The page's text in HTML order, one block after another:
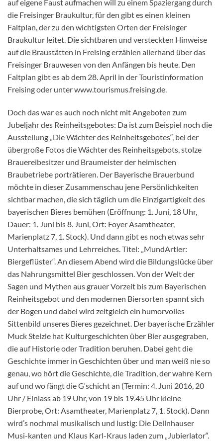
auf eigene Faust aufmachen will zu einem Spaziergang durch
die Freisinger Braukultur, für den gibt es einen kleinen
Faltplan, der zu den wichtigsten Orten der Freisinger
Braukultur leitet. Die sichtbaren und versteckten Hinweise
auf die Braustätten in Freising erzählen allerhand über das
Freisinger Brauwesen von den Anfängen bis heute. Den
Faltplan gibt es ab dem 28. April in der Touristinformation
Freising oder unter www.tourismus.freising.de.
Doch das war es auch noch nicht mit Angeboten zum
Jubeljahr des Reinheitsgebotes: Da ist zum Beispiel noch die
Ausstellung „Die Wächter des Reinheitsgebotes“, bei der
übergroße Fotos die Wächter des Reinheitsgebots, stolze
Brauereibesitzer und Braumeister der heimischen
Braubetriebe porträtieren. Der Bayerische Brauerbund
möchte in dieser Zusammenschau jene Persönlichkeiten
sichtbar machen, die sich täglich um die Einzigartigkeit des
bayerischen Bieres bemühen (Eröffnung: 1. Juni, 18 Uhr,
Dauer: 1. Juni bis 8. Juni, Ort: Foyer Asamtheater,
Marienplatz 7, 1. Stock). Und dann gibt es noch etwas sehr
Unterhaltsames und Lehrreiches. Titel: „MundArtler:
Biergeflüster“. An diesem Abend wird die Bildungslücke über
das Nahrungsmittel Bier geschlossen. Von der Welt der
Sagen und Mythen aus grauer Vorzeit bis zum Bayerischen
Reinheitsgebot und den modernen Biersorten spannt sich
der Bogen und dabei wird zeitgleich ein humorvolles
Sittenbild unseres Bieres gezeichnet. Der bayerische Erzähler
Muck Stelzle hat Kulturgeschichten über Bier ausgegraben,
die auf Historie oder Tradition beruhen. Dabei geht die
Geschichte immer in Geschichten über und man weiß nie so
genau, wo hört die Geschichte, die Tradition, der wahre Kern
auf und wo fängt die G‘schicht an (Termin: 4. Juni 2016, 20
Uhr / Einlass ab 19 Uhr, von 19 bis 19.45 Uhr kleine
Bierprobe, Ort: Asamtheater, Marienplatz 7, 1. Stock). Dann
wird’s nochmal musikalisch und lustig: Die Dellnhauser
Musi-kanten und Klaus Karl-Kraus laden zum „Jubierlator“.